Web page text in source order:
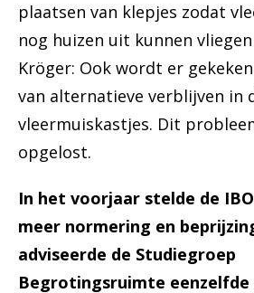
plaatsen van klepjes zodat
nog huizen uit kunnen
Kröger: Ook wordt er
van alternatieve verblijven in
vleermuiskastjes. Dit
opgelost.
In het voorjaar stelde de
meer normering en
adviseerde de Studiegroep
Begrotingsruimte